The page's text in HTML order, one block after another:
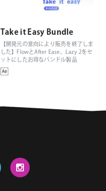
Take it Easy Bundle
【開発元の意向により販売を終了しま
した】FlowとAfter Ease、Lazy 2をセ
ットにしたお得なバンドル製品